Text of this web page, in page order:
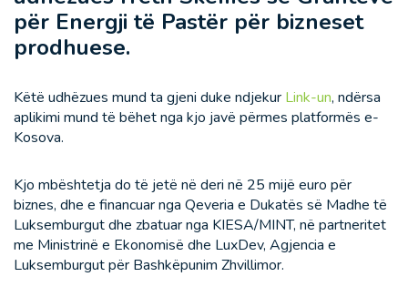
për Energji të Pastër për bizneset
prodhuese.
Këtë udhëzues mund ta gjeni duke ndjekur Link-un, ndërsa
aplikimi mund të bëhet nga kjo javë përmes platformës e-
Kosova.
Kjo mbështetja do të jetë në deri në 25 mijë euro për
biznes, dhe e financuar nga Qeveria e Dukatës së Madhe të
Luksemburgut dhe zbatuar nga KIESA/MINT, në partneritet
me Ministrinë e Ekonomisë dhe LuxDev, Agjencia e
Luksemburgut për Bashkëpunim Zhvillimor.